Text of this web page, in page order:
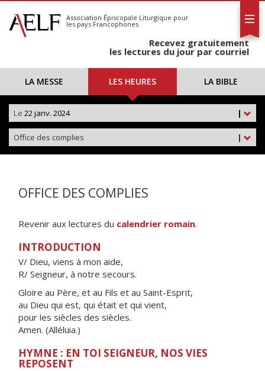
S'abonner
Calendrier
Association Épiscopale Liturgique pour
les pays Francophones
Recevez gratuitement
les lectures du jour par courriel
LA MESSE LES HEURES LA BIBLE
|
Le 22 janv. 2024
|
Office des complies
OFFICE DES COMPLIES
Revenir aux lectures du calendrier romain.
INTRODUCTION
V/ Dieu, viens à mon aide,
R/ Seigneur, à notre secours.
Gloire au Père, et au Fils et au Saint-Esprit,
au Dieu qui est, qui était et qui vient,
pour les siècles des siècles.
Amen. (Alléluia.)
HYMNE : EN TOI SEIGNEUR, NOS VIES
REPOSENT